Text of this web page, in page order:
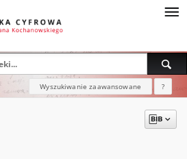
Wyszukiwanie zaawansowane ?